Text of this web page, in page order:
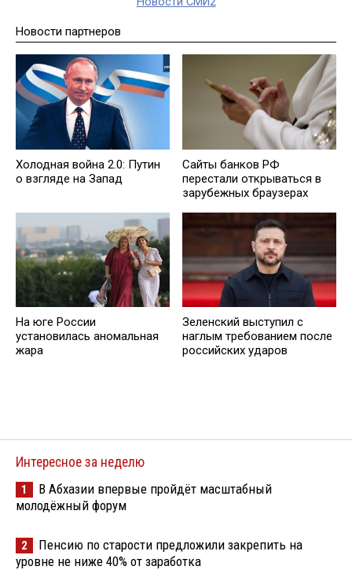
Новости партнеров
Холодная война 2.0: Путин
о взгляде на Запад
Сайты банков РФ
перестали открываться в
зарубежных браузерах
На юге России
установилась аномальная
жара
Зеленский выступил с
наглым требованием после
российских ударов
Интересное за неделю
1
В Абхазии впервые пройдёт масштабный
молодёжный форум
2
Пенсию по старости предложили закрепить на
уровне не ниже 40% от заработка